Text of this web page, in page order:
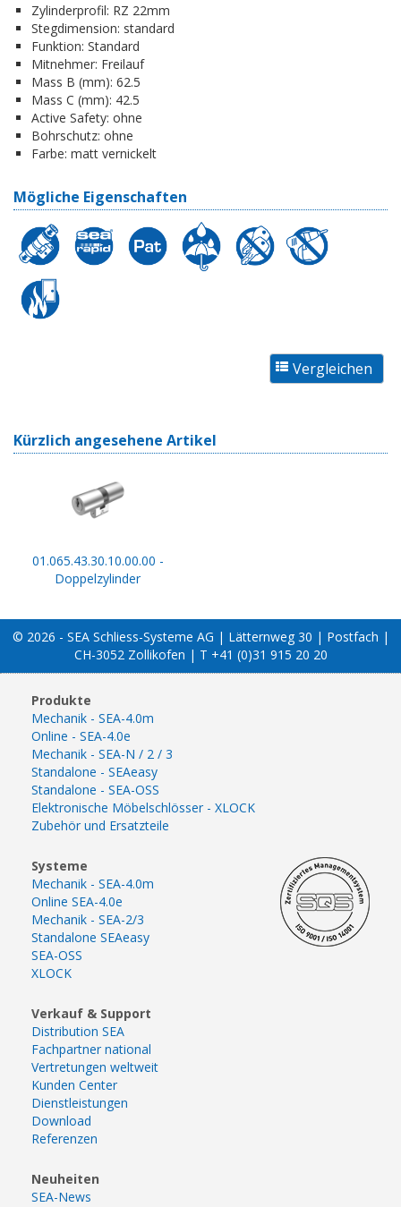
Zylinderprofil: RZ 22mm
Stegdimension: standard
Funktion: Standard
Mitnehmer: Freilauf
Mass B (mm): 62.5
Mass C (mm): 42.5
Active Safety: ohne
Bohrschutz: ohne
Farbe: matt vernickelt
Mögliche Eigenschaften
Kürzlich angesehene Artikel
01.065.43.30.10.00.00 -
Doppelzylinder
© 2026 - SEA Schliess-Systeme AG | Lätternweg 30 | Postfach |
CH-3052 Zollikofen | T +41 (0)31 915 20 20
Produkte
Mechanik - SEA-4.0m
Online - SEA-4.0e
Mechanik - SEA-N / 2 / 3
Standalone - SEAeasy
Standalone - SEA-OSS
Elektronische Möbelschlösser - XLOCK
Zubehör und Ersatzteile
Systeme
Mechanik - SEA-4.0m
Online SEA-4.0e
Mechanik - SEA-2/3
Standalone SEAeasy
SEA-OSS
XLOCK
Verkauf & Support
Distribution SEA
Fachpartner national
Vertretungen weltweit
Kunden Center
Dienstleistungen
Download
Referenzen
Neuheiten
SEA-News